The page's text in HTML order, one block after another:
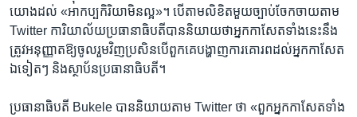
យោង​ដល់​ «អាកប្បកិរិយា​មិនល្អ»។ បើ​តាម​លិខិត​មួយ​ច្បាប់​ចែក​ចាយ​តាម​
Twitter ​ការិយាល័យ​ប្រធានាធិបតី​បាន​និយាយ​ថា​អ្នក​កាសែត​ទាំង​នេះ​នឹង​
ត្រូវ​អនុញ្ញាត​ឱ្យ​ចូល​រួម​វិញប្រសិន​បើ​ពួក​គេ​បង្ហាញ​ការ​គោរព​ដល់​អ្នក​កាសែត​
ឯ​ទៀតៗ​ និង​ស្ថាប័ន​ប្រធានាធិបតី។
ប្រធានាធិបតី Bukele បាន​និយាយតាម​ Twitter ថា ​«ពួក​អ្នក​កាសែត​ទាំង​